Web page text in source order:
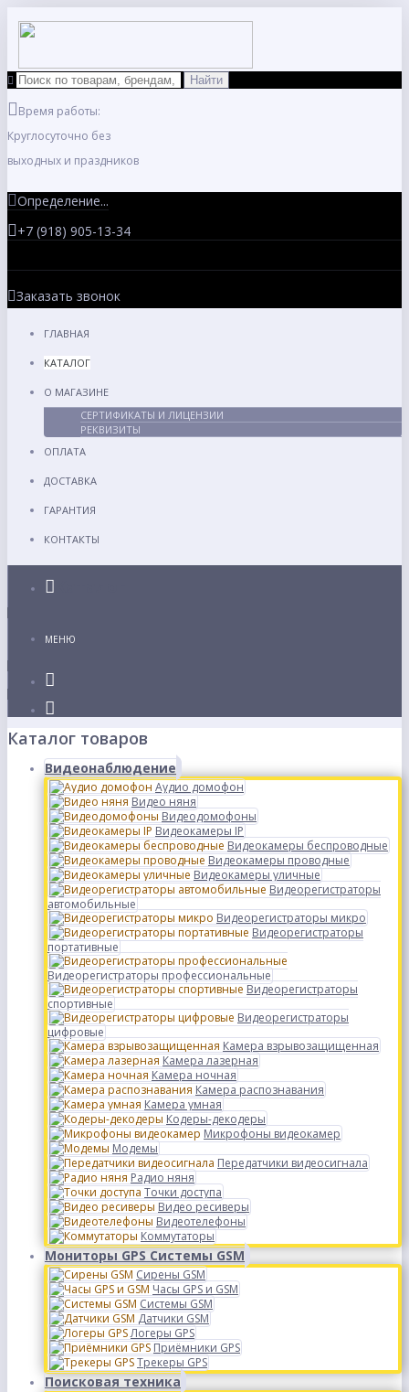
Время работы:
Круглосуточно без
выходных и праздников
Определение...
+7 (918) 905-13-34
Заказать звонок
ГЛАВНАЯ
КАТАЛОГ
О МАГАЗИНЕ
СЕРТИФИКАТЫ И ЛИЦЕНЗИИ
РЕКВИЗИТЫ
ОПЛАТА
ДОСТАВКА
ГАРАНТИЯ
КОНТАКТЫ
МЕНЮ
Каталог товаров
Видеонаблюдение
Аудио домофон
Видео няня
Видеодомофоны
Видеокамеры IP
Видеокамеры беспроводные
Видеокамеры проводные
Видеокамеры уличные
Видеорегистраторы
автомобильные
Видеорегистраторы микро
Видеорегистраторы
портативные
Видеорегистраторы профессиональные
Видеорегистраторы
спортивные
Видеорегистраторы
цифровые
Камера взрывозащищенная
Камера лазерная
Камера ночная
Камера распознавания
Камера умная
Кодеры-декодеры
Микрофоны видеокамер
Модемы
Передатчики видеосигнала
Радио няня
Точки доступа
Видео ресиверы
Видеотелефоны
Коммутаторы
Мониторы GPS Системы GSM
Сирены GSM
Часы GPS и GSM
Системы GSM
Датчики GSM
Логеры GPS
Приёмники GPS
Трекеры GPS
Поисковая техника